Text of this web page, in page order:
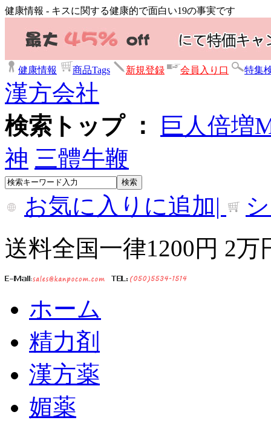
健康情報 - キスに関する健康的で面白い19の事実です
健康情報 商品Tags 新規登録 会員入り口 特集
漢方会社
検索トップ ：
巨人倍増
神 三體牛鞭
お気に入りに追加|
送料全国一律1200円 2
ホーム
精力剤
漢方薬
媚薬